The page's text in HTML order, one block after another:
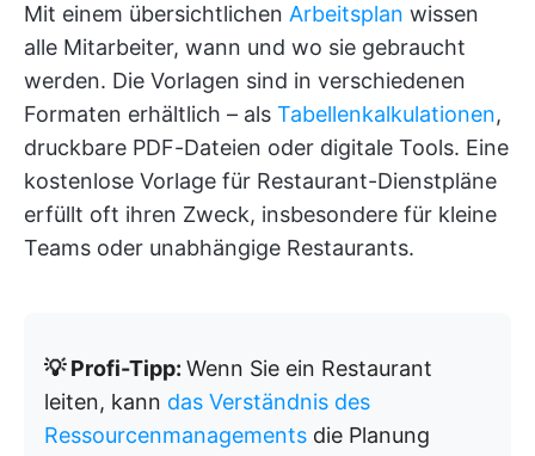
Mit einem übersichtlichen Arbeitsplan wissen
alle Mitarbeiter, wann und wo sie gebraucht
werden. Die Vorlagen sind in verschiedenen
Formaten erhältlich – als Tabellenkalkulationen,
druckbare PDF-Dateien oder digitale Tools. Eine
kostenlose Vorlage für Restaurant-Dienstpläne
erfüllt oft ihren Zweck, insbesondere für kleine
Teams oder unabhängige Restaurants.
💡 Profi-Tipp: Wenn Sie ein Restaurant
leiten, kann das Verständnis des
Ressourcenmanagements die Planung